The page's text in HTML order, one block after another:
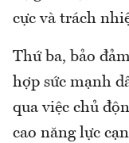
cực và trách
Thứ ba, bảo
hợp sức mạnh
qua việc chủ
cao năng lực